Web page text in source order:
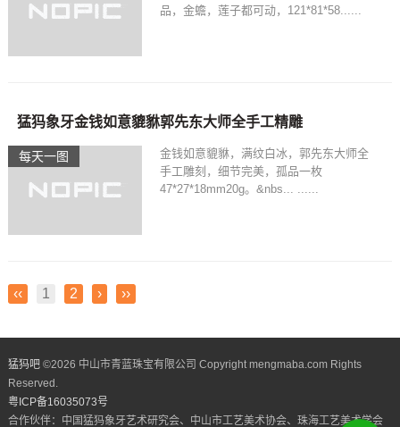
品，金蟾，莲子都可动，121*81*58......
每天一图
猛犸象牙金钱如意貔貅郭先东大师全手工精雕
金钱如意貔貅，满纹白冰，郭先东大师全
手工雕刻，细节完美，孤品一枚
47*27*18mm20g。&nbs... ......
‹‹ 1 2 › ››
猛犸吧©2026 中山市青蓝珠宝有限公司 Copyright mengmaba.com Rights
Reserved.
粤ICP备16035073号
合作伙伴：中国猛犸象牙艺术研究会、中山市工艺美术协会、珠海工艺美术学会